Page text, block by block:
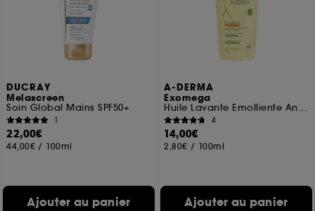
DUCRAY
Melascreen
Soin Global Mains SPF50+
1
22,00€
44,00€ / 100ml
Ajouter au panier
A-DERMA
Exomega
Huile Lavante Emolliente Anti-Grattage Eco Recharge
4
14,00€
2,80€ / 100ml
Ajouter au panier